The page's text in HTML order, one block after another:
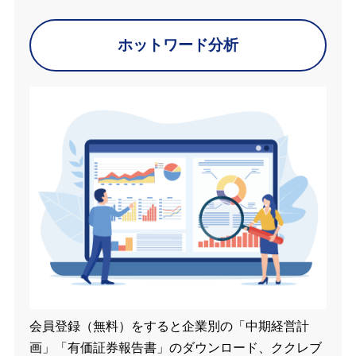
ホットワード分析
会員登録（無料）をすると企業別の「中期経営計
画」「有価証券報告書」のダウンロード、ククレブ